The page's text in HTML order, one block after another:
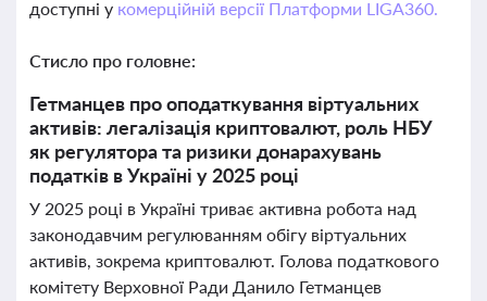
доступні у комерційній версії Платформи LIGA360.
Стисло про головне:
Гетманцев про оподаткування віртуальних
активів: легалізація криптовалют, роль НБУ
як регулятора та ризики донарахувань
податків в Україні у 2025 році
У 2025 році в Україні триває активна робота над
законодавчим регулюванням обігу віртуальних
активів, зокрема криптовалют. Голова податкового
комітету Верховної Ради Данило Гетманцев